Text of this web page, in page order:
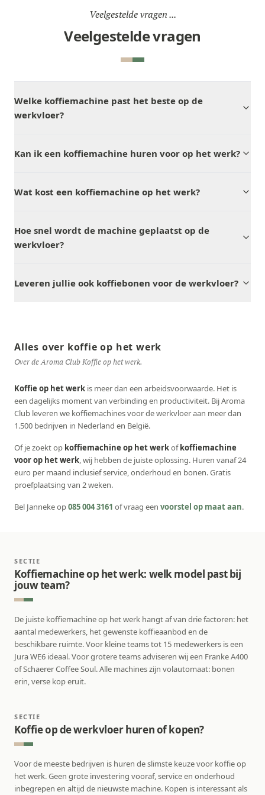
Veelgestelde vragen ...
Veelgestelde vragen
Welke koffiemachine past het beste op de
werkvloer?
Kan ik een koffiemachine huren voor op het werk?
Wat kost een koffiemachine op het werk?
Hoe snel wordt de machine geplaatst op de
werkvloer?
Leveren jullie ook koffiebonen voor de werkvloer?
Alles over koffie op het werk
Over de Aroma Club Koffie op het werk.
Koffie op het werk is meer dan een arbeidsvoorwaarde. Het is
een dagelijks moment van verbinding en productiviteit. Bij Aroma
Club leveren we koffiemachines voor de werkvloer aan meer dan
1.500 bedrijven in Nederland en België.
Of je zoekt op koffiemachine op het werkofkoffiemachine
voor op het werk, wij hebben de juiste oplossing. Huren vanaf 24
euro per maand inclusief service, onderhoud en bonen. Gratis
proefplaatsing van 2 weken.
Bel Janneke op085 004 3161 of vraag een voorstel op maat aan.
SECTIE
Koffiemachine op het werk: welk model past bij
jouw team?
De juiste koffiemachine op het werk hangt af van drie factoren: het
aantal medewerkers, het gewenste koffieaanbod en de
beschikbare ruimte. Voor kleine teams tot 15 medewerkers is een
Jura WE6 ideaal. Voor grotere teams adviseren wij een Franke A400
of Schaerer Coffee Soul. Alle machines zijn volautomaat: bonen
erin, verse kop eruit.
SECTIE
Koffie op de werkvloer huren of kopen?
Voor de meeste bedrijven is huren de slimste keuze voor koffie op
het werk. Geen grote investering vooraf, service en onderhoud
inbegrepen en altijd de nieuwste machine. Kopen is interessant als